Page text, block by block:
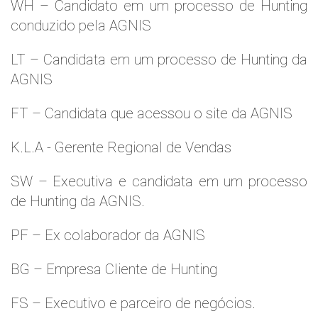
WH – Candidato em um processo de Hunting
conduzido pela AGNIS
LT – Candidata em um processo de Hunting da
AGNIS
FT – Candidata que acessou o site da AGNIS
K.L.A - Gerente Regional de Vendas
SW – Executiva e candidata em um processo
de Hunting da AGNIS.
PF – Ex colaborador da AGNIS
BG – Empresa Cliente de Hunting
FS – Executivo e parceiro de negócios.